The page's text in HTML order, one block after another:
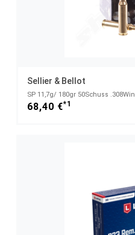
Sellier & Bellot
SP 11,7g/ 180gr 50Schuss .308Win
68,40 €*1